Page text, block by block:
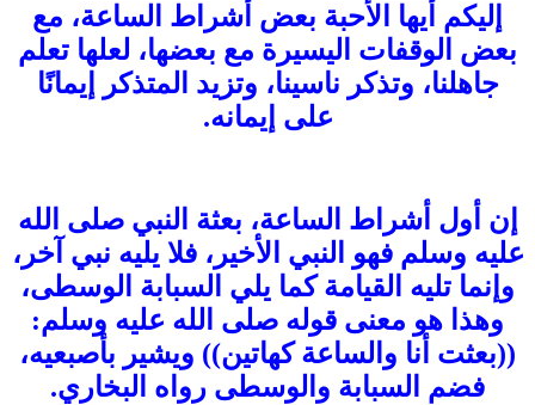
إليكم أيها الأحبة بعض أشراط الساعة، مع
بعض الوقفات اليسيرة مع بعضها، لعلها تعلم
جاهلنا، وتذكر ناسينا، وتزيد المتذكر إيمانًا
على إيمانه.
إن أول أشراط الساعة، بعثة النبي صلى الله
عليه وسلم فهو النبي الأخير، فلا يليه نبي آخر،
وإنما تليه القيامة كما يلي السبابة الوسطى،
وهذا هو معنى قوله صلى الله عليه وسلم:
((بعثت أنا والساعة كهاتين)) ويشير بأصبعيه،
فضم السبابة والوسطى رواه البخاري.